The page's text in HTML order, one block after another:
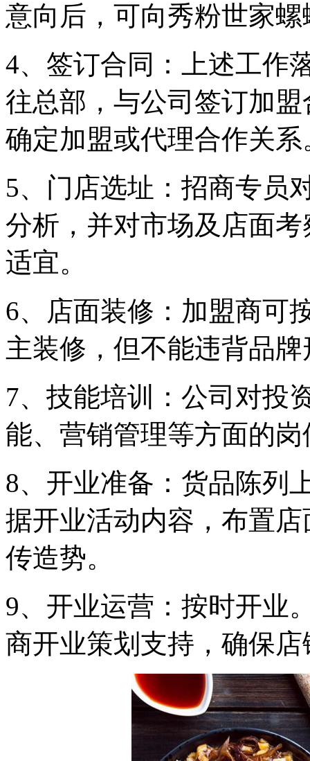
意向后，可向秀粉世家
4、签订合同：上述工作
往总部，与公司签订加
确定加盟或代理合作关系
5、门店选址：招商专员
分析，并对市场及店面
适宜。
6、店面装修：加盟商可
主装修，但不能违背品
7、技能培训：公司对投
能、营销管理等方面的
8、开业准备：货品陈列
据开业活动内容，布置
传造势。
9、开业运营：按时开业
商开业策划支持，确保